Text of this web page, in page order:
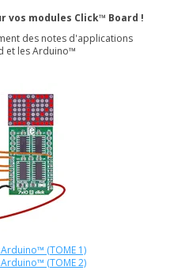
vos modules Click™ Board !
des notes d'applications
et les Arduino™
(TOME 1)
(TOME 2)